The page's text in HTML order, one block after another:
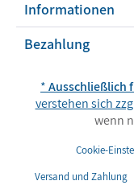
Informationen
Bezahlung
*Ausschließlich
verstehen sich
wenn
Cookie-
Versand und Zahlung